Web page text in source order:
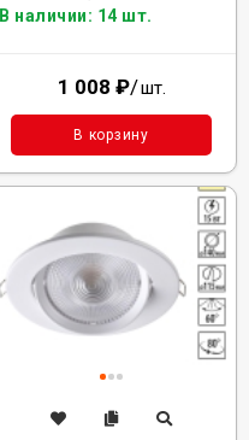
В наличии: 14 шт.
1 008 ₽/шт.
В корзину